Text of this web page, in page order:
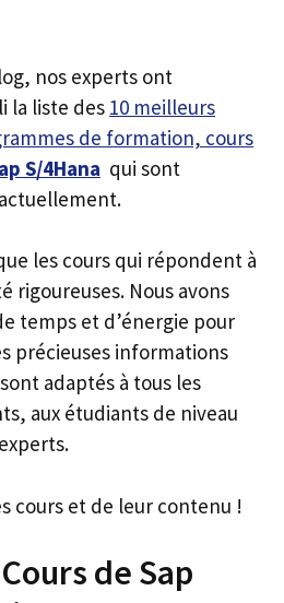
nos experts ont
la liste des 10 meilleurs
de formation, cours
S/4Hana qui sont
les cours qui répondent à
rigoureuses. Nous avons
temps et d’énergie pour
précieuses informations
adaptés à tous les
aux étudiants de niveau
cours et de leur contenu !
de Sap